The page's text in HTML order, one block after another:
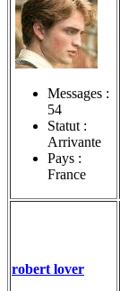
Messages :
54
Statut :
Arrivante
Pays :
France
robert lover